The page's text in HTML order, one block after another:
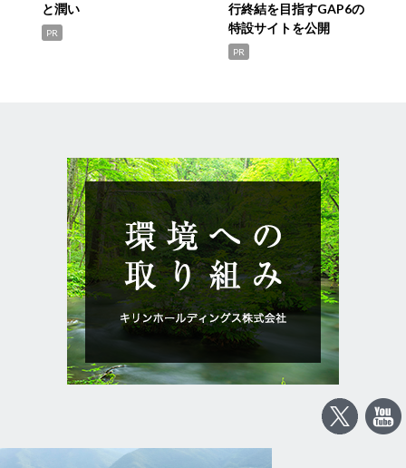
と潤い
PR
行終結を目指すGAP6の
特設サイトを公開
PR